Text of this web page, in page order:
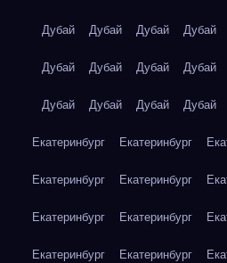
Дубай Дубай Дубай Дубай
Дубай Дубай Дубай Дубай
Дубай Дубай Дубай Дубай
Екатеринбург Екатеринбург
Екатеринбург Екатеринбург
Екатеринбург Екатеринбург
Екатеринбург Екатеринбург